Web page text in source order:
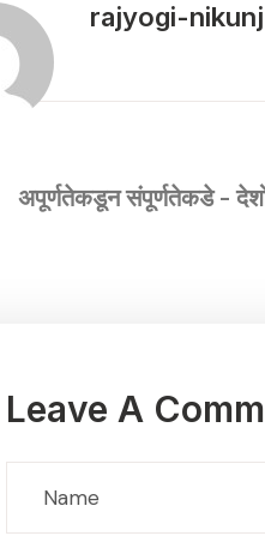
rajyogi-
अपूर्णतेकडून संपूर्णतेकडे -
Leave A